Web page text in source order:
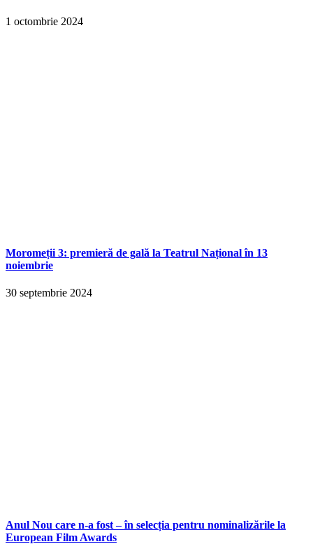
1 octombrie 2024
Moromeții 3: premieră de gală la Teatrul Național în 13
noiembrie
30 septembrie 2024
Anul Nou care n-a fost – în selecția pentru nominalizările la
European Film Awards